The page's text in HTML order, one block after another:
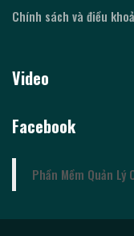
Chính sách và điều
Video
Facebook
Phần Mềm Quản Lý